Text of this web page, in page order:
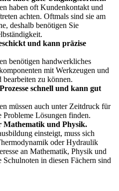
haben oft Kundenkontakt und
achten. Oftmals sind sie am
deshalb benötigen Sie
und kann präzise
benötigen handwerkliches
mit Werkzeugen und
zu können.
schnell und kann gut
müssen auch unter Zeitdruck für
Probleme Lösungen finden.
Mathematik und Physik.
einsteigt, muss sich
oder Hydraulik
an Mathematik, Physik und
in diesen Fächern sind